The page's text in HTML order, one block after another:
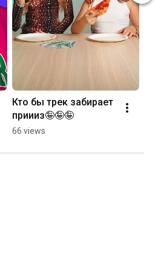
Кто бы трек забирает
приииз🤪🤪🤪
66 views